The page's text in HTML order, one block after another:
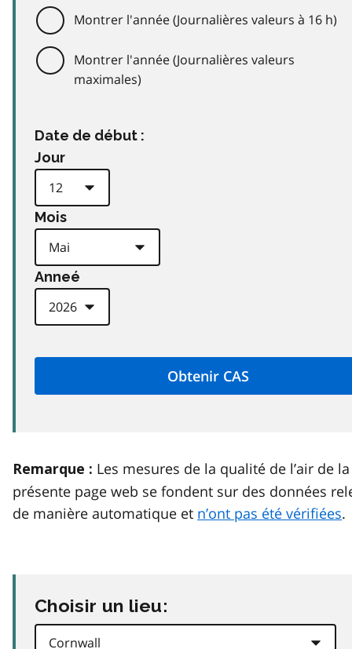
Montrer l'année (Journalières valeurs à 16 h)
Montrer l'année (Journalières valeurs
maximales)
Date de début :
Jour
Mois
Anneé
Remarque : Les mesures de la qualité de l’air de la
présente page web se fondent sur des données
de manière automatique et n’ont pas été vérifiées.
Choisir un lieu: